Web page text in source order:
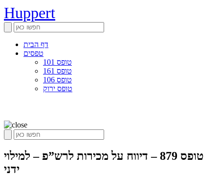
Huppert
דף הבית
טפסים
טופס 101
טופס 161
טופס 106
טופס ירוק
טופס 879 – דיווח על מכירות לרש”פ – למילוי
ידני